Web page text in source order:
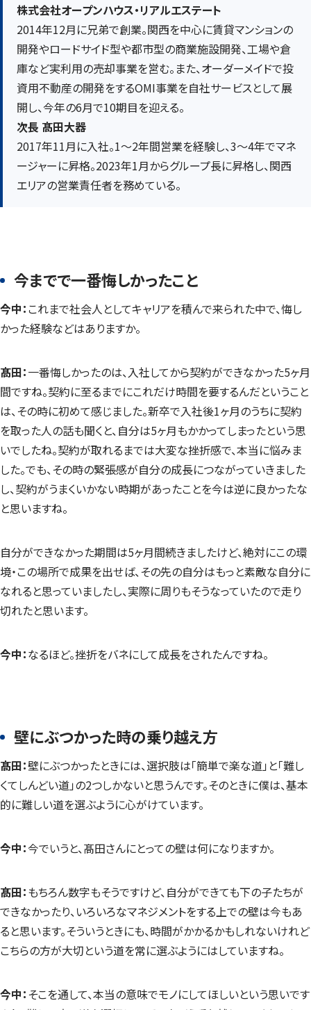
株式会社オープンハウス・リアルエステート
2014年12月に兄弟で創業。関西を中心に賃貸マンションの
開発やロードサイド型や都市型の商業施設開発、工場や倉
庫など実利用の売却事業を営む。また、オーダーメイドで投
資用不動産の開発をするOMI事業を自社サービスとして展
開し、今年の6月で10期目を迎える。
次長 髙田大器
2017年11月に入社。1〜2年間営業を経験し、3〜4年でマネ
ージャーに昇格。2023年1月からグループ長に昇格し、関西
エリアの営業責任者を務めている。
今までで一番悔しかったこと
今中： これまで社会人としてキャリアを積んで来られた中で、悔し
かった経験などはありますか。
髙田：一番悔しかったのは、入社してから契約ができなかった5ヶ月
間ですね。契約に至るまでにこれだけ時間を要するんだということ
は、その時に初めて感じました。新卒で入社後1ヶ月のうちに契約
を取った人の話も聞くと、自分は5ヶ月もかかってしまったという思
いでしたね。契約が取れるまでは大変な挫折感で、本当に悩みま
した。でも、その時の緊張感が自分の成長につながっていきました
し、契約がうまくいかない時期があったことを今は逆に良かったな
と思いますね。
自分ができなかった期間は5ヶ月間続きましたけど、絶対にこの環
境・この場所で成果を出せば、その先の自分はもっと素敵な自分に
なれると思っていましたし、実際に周りもそうなっていたので走り
切れたと思います。
今中：なるほど。挫折をバネにして成長をされたんですね。
壁にぶつかった時の乗り越え方
髙田：壁にぶつかったときには、選択肢は「簡単で楽な道」と「難し
くてしんどい道」の2つしかないと思うんです。そのときに僕は、基本
的に難しい道を選ぶように心がけています。
今中：今でいうと、髙田さんにとっての壁は何になりますか。
髙田：もちろん数字もそうですけど、自分ができても下の子たちが
できなかったり、いろいろなマネジメントをする上での壁は今もあ
ると思います。そういうときにも、時間がかかるかもしれないけれど
こちらの方が大切という道を常に選ぶようにはしていますね。
今中： そこを通して、本当の意味でモノにしてほしいという思いです